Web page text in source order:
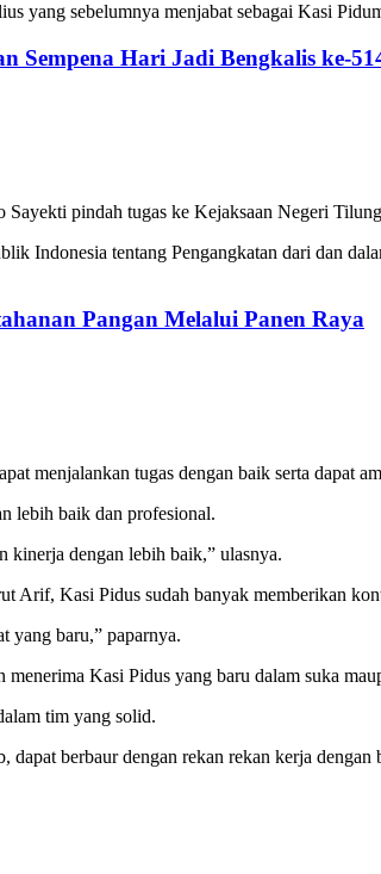
yang sebelumnya menjabat sebagai Kasi
Sempena Hari Jadi Bengkalis ke-
pindah tugas ke Kejaksaan Negeri
Indonesia tentang Pengangkatan dari dan
Pangan Melalui Panen Raya
menjalankan tugas dengan baik serta dapat
lebih baik dan profesional.
kinerja dengan lebih baik,” ulasnya.
Arif, Kasi Pidus sudah banyak memberikan
yang baru,” paparnya.
Kasi Pidus yang baru dalam suka
tim yang solid.
dapat berbaur dengan rekan rekan kerja